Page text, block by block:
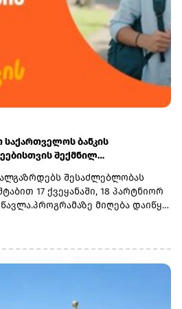
საქართველოს ბანკის
შექმნილ
შესაძლებლობას
17 ქვეყანაში, 18 პარტნიორ
მიღება დაიწყო
გაერთიანებული
წარმოადგენს საერთაშორისო
ახალგაზრდებისთვის,
დასაახლოებლად და ამ
და მდგრადი მომავლის